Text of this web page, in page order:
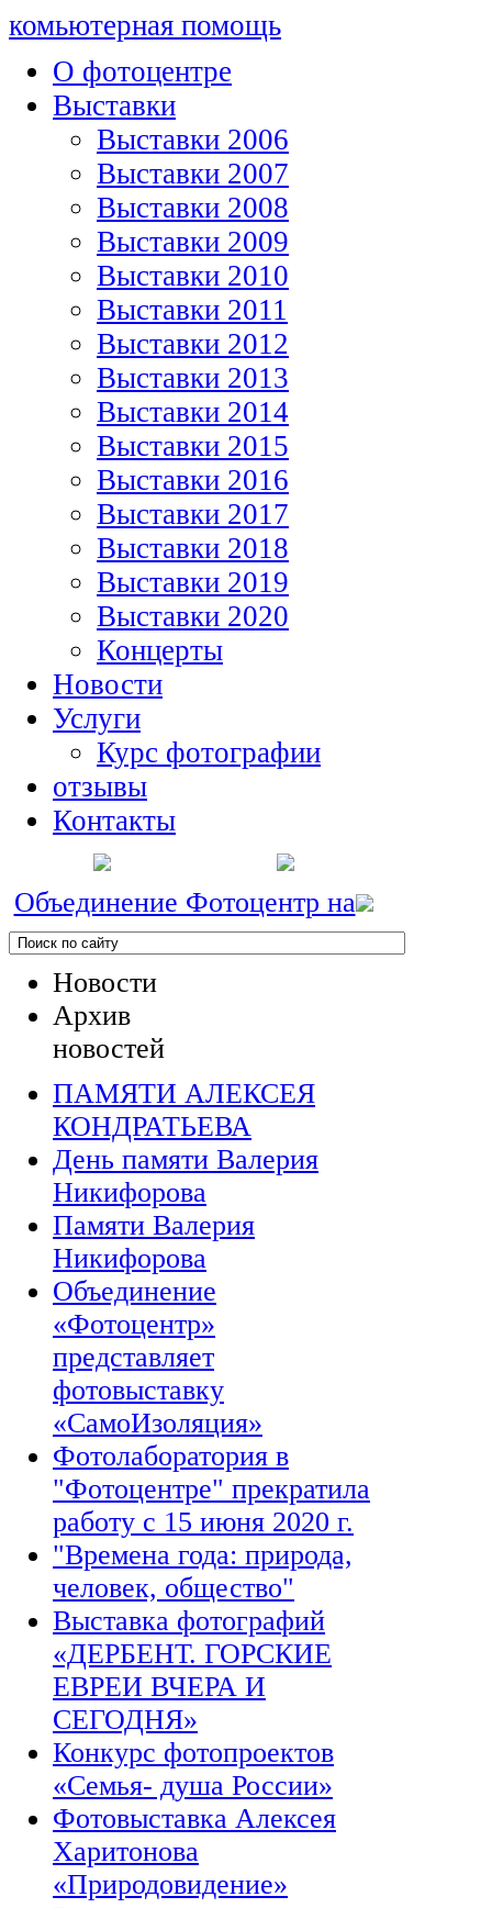
комьютерная помощь
О фотоцентре
Выставки
Выставки 2006
Выставки 2007
Выставки 2008
Выставки 2009
Выставки 2010
Выставки 2011
Выставки 2012
Выставки 2013
Выставки 2014
Выставки 2015
Выставки 2016
Выставки 2017
Выставки 2018
Выставки 2019
Выставки 2020
Концерты
Новости
Услуги
Курс фотографии
отзывы
Контакты
Объединение Фотоцентр на
Новости
Архив
новостей
ПАМЯТИ АЛЕКСЕЯ
КОНДРАТЬЕВА
День памяти Валерия
Никифорова
Памяти Валерия
Никифорова
Объединение
«Фотоцентр»
представляет
фотовыставку
«СамоИзоляция»
Фотолаборатория в
"Фотоцентре" прекратила
работу с 15 июня 2020 г.
"Времена года: природа,
человек, общество"
Выставка фотографий
«ДЕРБЕНТ. ГОРСКИЕ
ЕВРЕИ ВЧЕРА И
СЕГОДНЯ»
Конкурс фотопроектов
«Семья- душа России»
Фотовыставка Алексея
Харитонова
«Природовидение»